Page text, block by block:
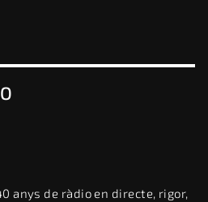
anys de ràdio en directe, rigor,